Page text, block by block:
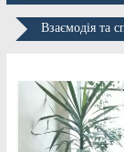
Взаємодія та